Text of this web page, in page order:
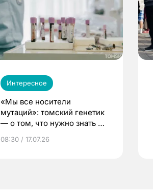
Интересное
«Мы все носители
мутаций»: томский генетик
— о том, что нужно знать до
08:30 / 17.07.26